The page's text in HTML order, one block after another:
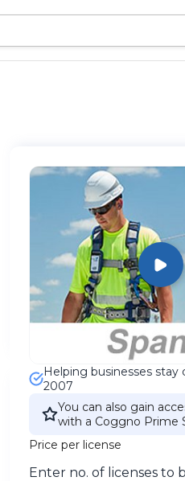
Helping businesses stay
2007
You can also gain
with a Coggno Prime
Price per license
Enter no. of licenses to